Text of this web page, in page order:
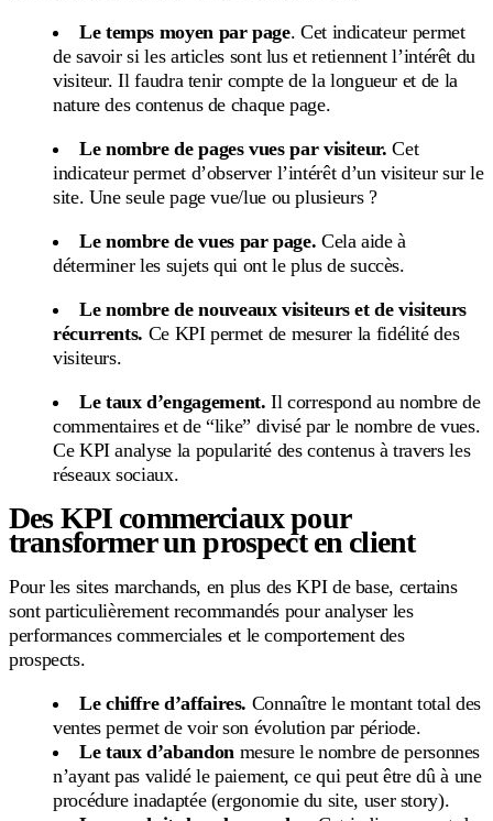
Le temps moyen par page. Cet indicateur permet
de savoir si les articles sont lus et retiennent l’intérêt du
visiteur. Il faudra tenir compte de la longueur et de la
nature des contenus de chaque page.
Le nombre de pages vues par visiteur. Cet
indicateur permet d’observer l’intérêt d’un visiteur sur le
site. Une seule page vue/lue ou plusieurs ?
Le nombre de vues par page. Cela aide à
déterminer les sujets qui ont le plus de succès.
Le nombre de nouveaux visiteurs et de visiteurs
récurrents. Ce KPI permet de mesurer la fidélité des
visiteurs.
Le taux d’engagement.Il correspond au nombre de
commentaires et de “like” divisé par le nombre de vues.
Ce KPI analyse la popularité des contenus à travers les
réseaux sociaux.
Des KPI commerciaux pour
transformer un prospect en client
Pour les sites marchands, en plus des KPI de base, certains
sont particulièrement recommandés pour analyser les
performances commerciales et le comportement des
prospects.
Le chiffre d’affaires. Connaître le montant total des
ventes permet de voir son évolution par période.
Le taux d’abandon mesure le nombre de personnes
n’ayant pas validé le paiement, ce qui peut être dû à une
procédure inadaptée (ergonomie du site, user story).